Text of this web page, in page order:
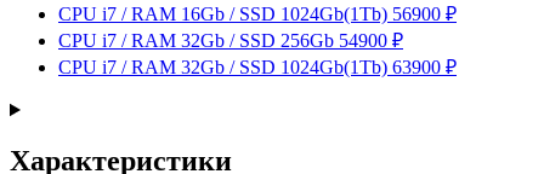
CPU i7 / RAM 16Gb / SSD 1024Gb(1Tb) 56900 ₽
CPU i7 / RAM 32Gb / SSD 256Gb 54900 ₽
CPU i7 / RAM 32Gb / SSD 1024Gb(1Tb) 63900 ₽
Характеристики